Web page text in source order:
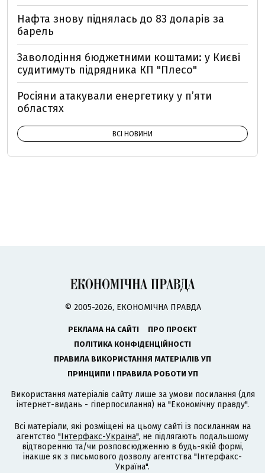
Нафта знову піднялась до 83 доларів за
барель
Заволодіння бюджетними коштами: у Києві
судитимуть підрядника КП "Плесо"
Росіяни атакували енергетику у пʼяти
областях
ВСІ НОВИНИ
© 2005-2026, ЕКОНОМІЧНА ПРАВДА
РЕКЛАМА НА САЙТІ
ПРО ПРОЄКТ
ПОЛІТИКА КОНФІДЕНЦІЙНОСТІ
ПРАВИЛА ВИКОРИСТАННЯ МАТЕРІАЛІВ УП
ПРИНЦИПИ І ПРАВИЛА РОБОТИ УП
Використання матеріалів сайту лише за умови посилання (для
інтернет-видань - гіперпосилання) на "Економічну правду".
Всі матеріали, які розміщені на цьому сайті із посиланням на
агентство "Інтерфакс-Україна", не підлягають подальшому
відтворенню та/чи розповсюдженню в будь-якій формі,
інакше як з письмового дозволу агентства "Інтерфакс-
Україна".